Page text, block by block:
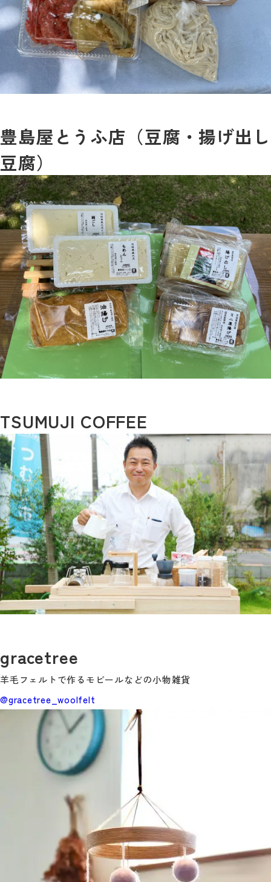
豊島屋とうふ店（豆腐・揚げ出し
豆腐）
TSUMUJI COFFEE
gracetree
羊毛フェルトで作るモビールなどの小物雑貨
@gracetree_woolfelt